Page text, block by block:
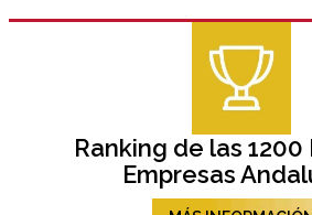
Ranking de las 1200
Empresas